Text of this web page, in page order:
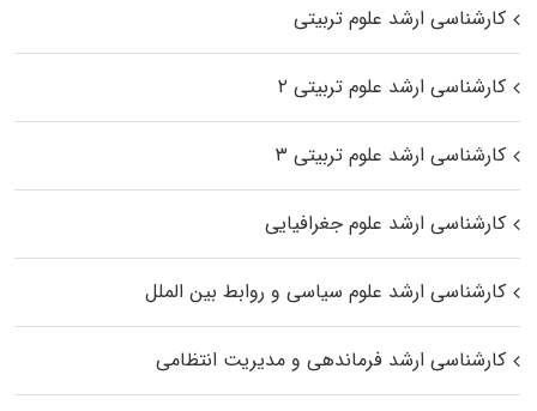
کارشناسی ارشد علوم تربیتی
کارشناسی ارشد علوم تربیتی ۲
کارشناسی ارشد علوم تربیتی ۳
کارشناسی ارشد علوم جغرافیایی
کارشناسی ارشد علوم سیاسی و روابط بین الملل
کارشناسی ارشد فرماندهی و مدیریت انتظامی